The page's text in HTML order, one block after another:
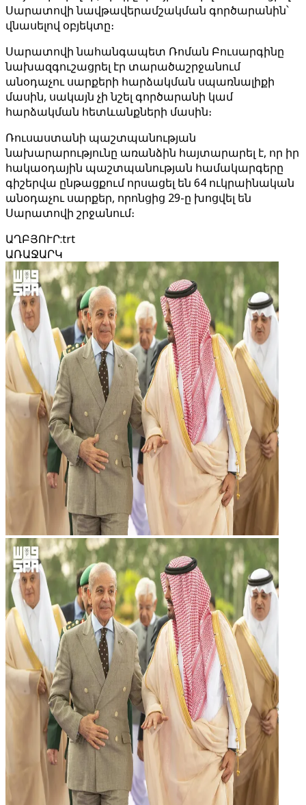
Սարատովի նավթավերամշակման գործարանին՝
վնասելով օբյեկտը։
Սարատովի նահանգապետ Ռոման Բուսարգինը
նախազգուշացրել էր տարածաշրջանում
անօդաչու սարքերի հարձակման սպառնալիքի
մասին, սակայն չի նշել գործարանի կամ
հարձակման հետևանքների մասին։
Ռուսաստանի պաշտպանության
նախարարությունը առանձին հայտարարել է, որ իր
հակաօդային պաշտպանության համակարգերը
գիշերվա ընթացքում որսացել են 64 ուկրաինական
անօդաչու սարքեր, որոնցից 29-ը խոցվել են
Սարատովի շրջանում։
ԱՂԲՅՈՒՐ:trt
ԱՌԱՋԱՐԿ